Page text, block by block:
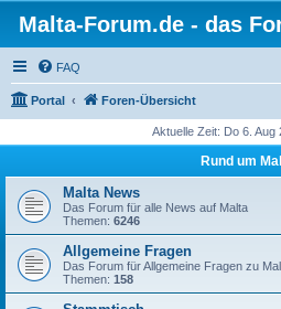
Malta-Forum.de - das
FAQ
Portal Foren-Übersicht
Aktuelle Zeit: Do 6. Aug
Rund um
Malta News
Das Forum für alle News auf Malta
Themen: 6246
Allgemeine Fragen
Das Forum für Allgemeine Fragen zu
Themen: 158